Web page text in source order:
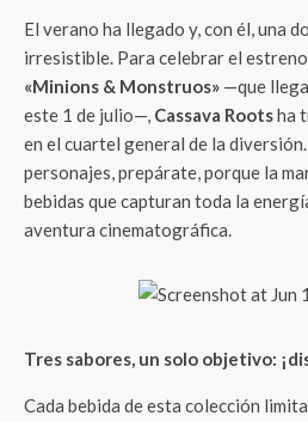
El verano ha llegado y, con él, una
irresistible. Para celebrar el
«Minions & Monstruos» —que
este 1 de julio—, Cassava Rootsha
en el cuartel general de la
personajes, prepárate, porque la
bebidas que capturan toda la
aventura cinematográfica.
Tres sabores, un solo objetivo:
Cada bebida de esta colección